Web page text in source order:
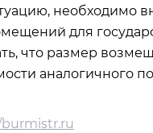
для
что размер
аналогичного